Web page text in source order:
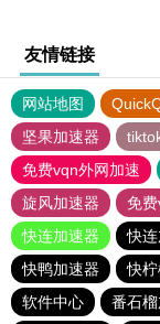
友情链接
网站地图
坚果加速器
免费vqn外网加速
旋风加速器
免
快连加速器
快
快鸭加速器
快
软件中心
番石